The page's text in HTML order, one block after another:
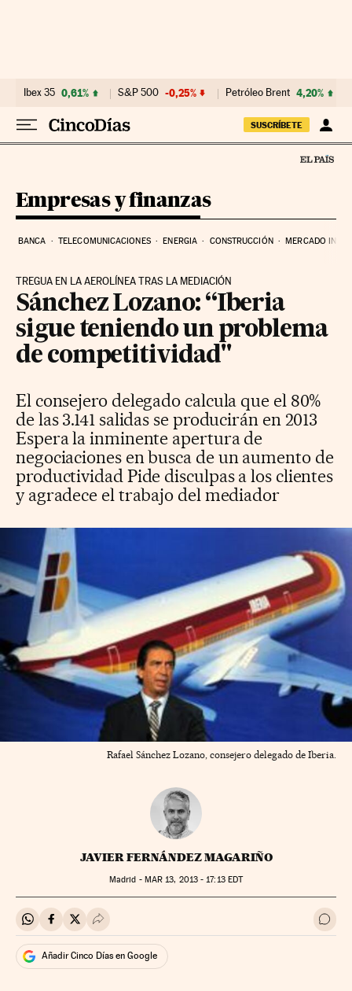
Ibex 35 0,61% S&P 500 -0,25% Petróleo Brent 4,20%
SUSCRÍBETE
Empresas y finanzas
BANCA TELECOMUNICACIONES ENERGIA CONSTRUCCIÓN MERCADO
TREGUA EN LA AEROLÍNEA TRAS LA MEDIACIÓN
Sánchez Lozano: “Iberia
sigue teniendo un problema
de competitividad"
El consejero delegado calcula que el 80%
de las 3.141 salidas se producirán en 2013
Espera la inminente apertura de
negociaciones en busca de un aumento de
productividad Pide disculpas a los clientes
y agradece el trabajo del mediador
Rafael Sánchez Lozano, consejero delegado de Iberia.
JAVIER FERNÁNDEZ MAGARIÑO
Madrid - MAR 13, 2013 - 17:13EDT
Compartir en Whatsapp
Compartir en Facebook
Compartir en Twitter
Desplegar Redes Sociales Ir a
Añadir Cinco Días en Google